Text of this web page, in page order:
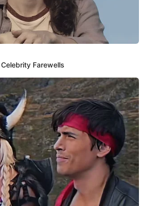
paso de ser Cata en Sin senos
exitosa canción de
años, conocida por su papel de 'Cata',
de Disney, 'Encanto'.